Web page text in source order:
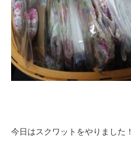
今日はスクワットをやりました！